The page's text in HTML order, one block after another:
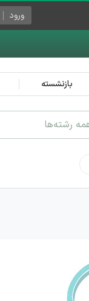
ورود
بازنشسته
رشته‌ها